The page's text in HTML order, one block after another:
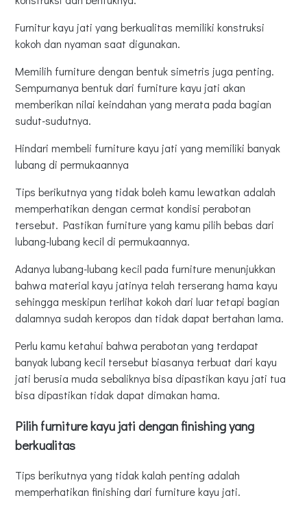
Furnitur kayu jati yang berkualitas memiliki konstruksi
kokoh dan nyaman saat digunakan.
Memilih furniture dengan bentuk simetris juga penting.
Sempurnanya bentuk dari furniture kayu jati akan
memberikan nilai keindahan yang merata pada bagian
sudut-sudutnya.
Hindari membeli furniture kayu jati yang memiliki banyak
lubang di permukaannya
Tips berikutnya yang tidak boleh kamu lewatkan adalah
memperhatikan dengan cermat kondisi perabotan
tersebut. Pastikan furniture yang kamu pilih bebas dari
lubang-lubang kecil di permukaannya.
Adanya lubang-lubang kecil pada furniture menunjukkan
bahwa material kayu jatinya telah terserang hama kayu
sehingga meskipun terlihat kokoh dari luar tetapi bagian
dalamnya sudah keropos dan tidak dapat bertahan lama.
Perlu kamu ketahui bahwa perabotan yang terdapat
banyak lubang kecil tersebut biasanya terbuat dari kayu
jati berusia muda sebaliknya bisa dipastikan kayu jati tua
bisa dipastikan tidak dapat dimakan hama.
Pilih furniture kayu jati dengan finishing yang
berkualitas
Tips berikutnya yang tidak kalah penting adalah
memperhatikan finishing dari furniture kayu jati.